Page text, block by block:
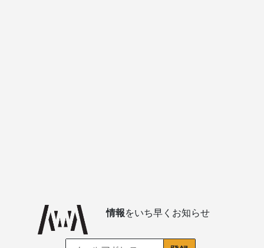
情報をいち早くお知らせ